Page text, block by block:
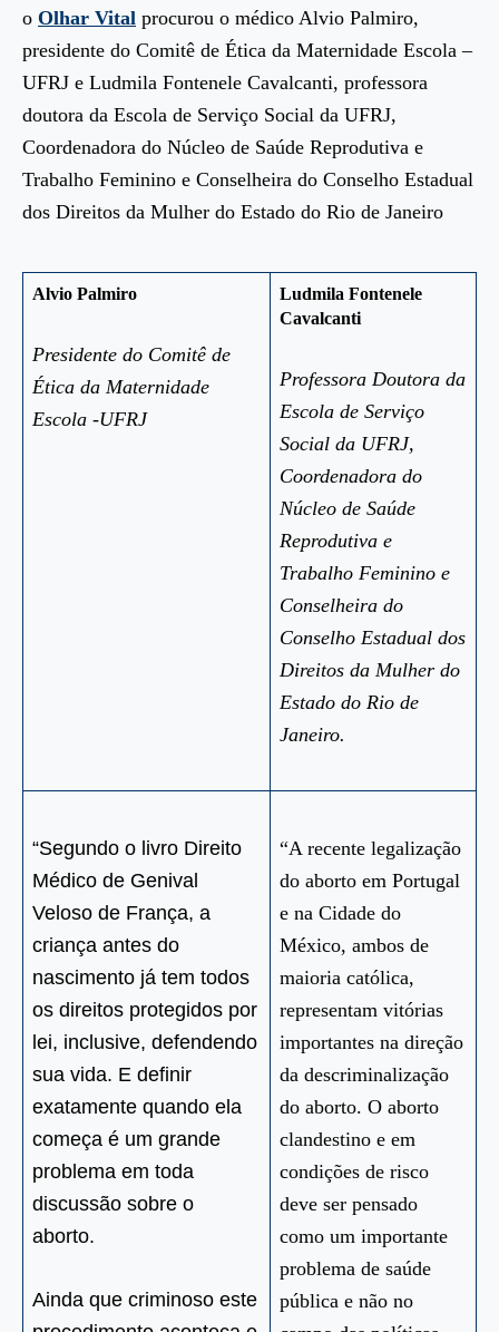
o Olhar Vital procurou o médico Alvio Palmiro,
presidente do Comitê de Ética da Maternidade Escola –
UFRJ e Ludmila Fontenele Cavalcanti, professora
doutora da Escola de Serviço Social da UFRJ,
Coordenadora do Núcleo de Saúde Reprodutiva e
Trabalho Feminino e Conselheira do Conselho Estadual
dos Direitos da Mulher do Estado do Rio de Janeiro
Alvio Palmiro
Presidente do Comitê de
Ética da Maternidade
Escola -UFRJ
Ludmila Fontenele
Cavalcanti
Professora Doutora da
Escola de Serviço
Social da UFRJ,
Coordenadora do
Núcleo de Saúde
Reprodutiva e
Trabalho Feminino e
Conselheira do
Conselho Estadual dos
Direitos da Mulher do
Estado do Rio de
Janeiro.
“Segundo o livro Direito
Médico de Genival
Veloso de França, a
criança antes do
nascimento já tem todos
os direitos protegidos por
lei, inclusive, defendendo
sua vida. E definir
exatamente quando ela
começa é um grande
problema em toda
discussão sobre o
aborto.
Ainda que criminoso este
“A recente legalização
do aborto em Portugal
e na Cidade do
México, ambos de
maioria católica,
representam vitórias
importantes na direção
da descriminalização
do aborto. O aborto
clandestino e em
condições de risco
deve ser pensado
como um importante
problema de saúde
pública e não no